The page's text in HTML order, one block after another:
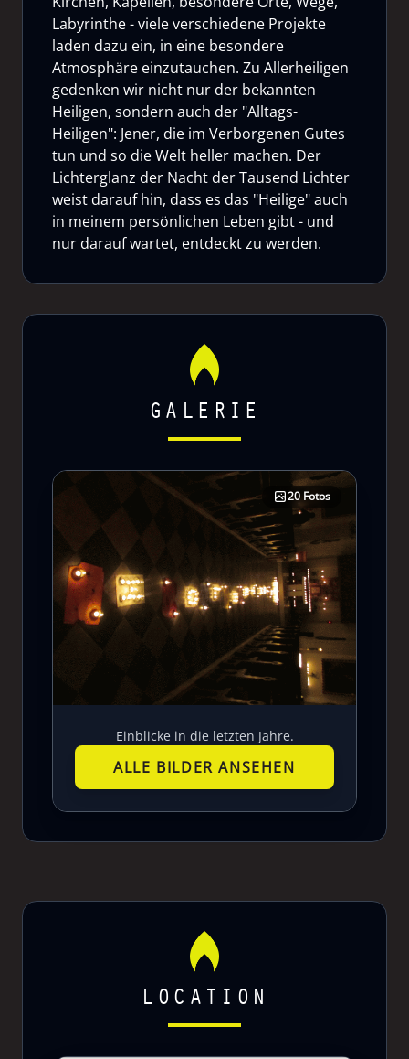
Labyrinthe - viele verschiedene Projekte
laden dazu ein, in eine besondere
Atmosphäre einzutauchen. Zu Allerheiligen
gedenken wir nicht nur der bekannten
Heiligen, sondern auch der "Alltags-
Heiligen": Jener, die im Verborgenen Gutes
tun und so die Welt heller machen. Der
Lichterglanz der Nacht der Tausend Lichter
weist darauf hin, dass es das "Heilige" auch
in meinem persönlichen Leben gibt - und
nur darauf wartet, entdeckt zu werden.
GALERIE
20 Fotos
Einblicke in die letzten Jahre.
ALLE BILDER ANSEHEN
LOCATION